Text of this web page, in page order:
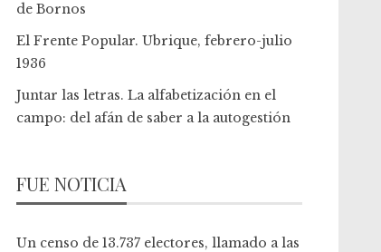
de Bornos
El Frente Popular. Ubrique, febrero-julio
1936
Juntar las letras. La alfabetización en el
campo: del afán de saber a la autogestión
FUE NOTICIA
Un censo de 13.737 electores, llamado a las